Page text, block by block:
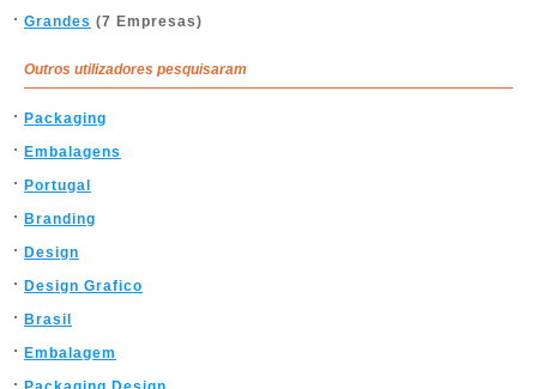
Grandes (7 Empresas)
Outros utilizadores pesquisaram
Packaging
Embalagens
Portugal
Branding
Design
Design Grafico
Brasil
Embalagem